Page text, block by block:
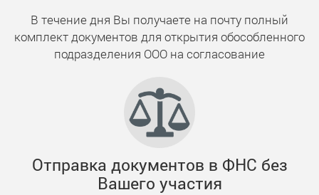
В течение дня Вы получаете на почту полный
комплект документов для открытия обособленного
подразделения ООО на согласование
Отправка документов в ФНС без
Вашего участия